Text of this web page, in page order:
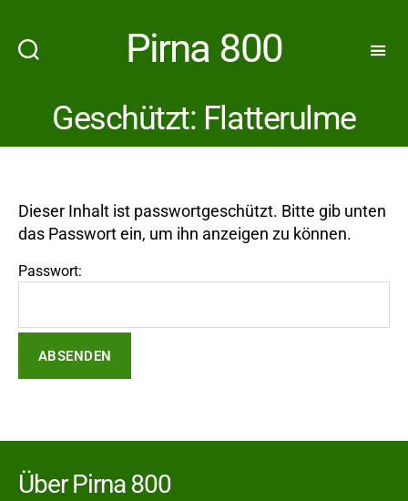
Pirna 800
Geschützt: Flatterulme
Dieser Inhalt ist passwortgeschützt. Bitte gib unten
das Passwort ein, um ihn anzeigen zu können.
Passwort:
Über Pirna 800